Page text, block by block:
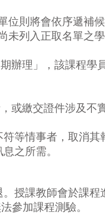
則將會依序遞補候
未列入正取名單之
辦理」，該課程學
或繳交證件涉及不
等情事者，取消其
之所需。
授課教師會於課
參加課程測驗。